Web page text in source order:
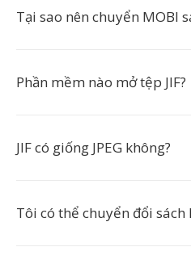
Tại sao nên chuyển MOBI
Phần mềm nào mở tệp JIF?
JIF có giống JPEG không?
Tôi có thể chuyển đổi sách